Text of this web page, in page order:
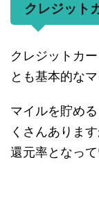
クレジット
クレジットカ
とも基本的な
マイルを貯め
くさんありま
還元率となって